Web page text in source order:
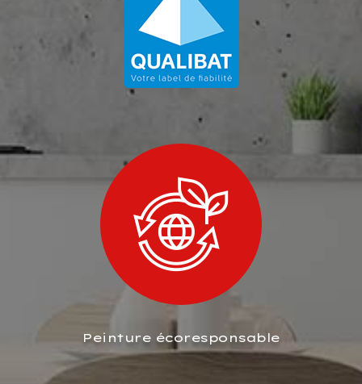
Peinture écoresponsable